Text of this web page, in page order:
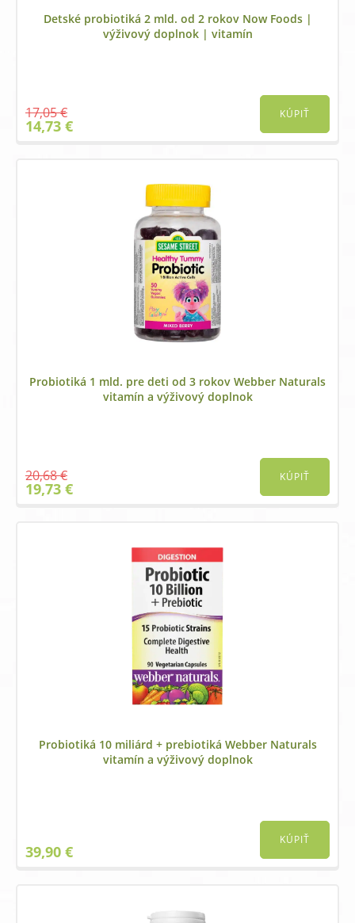
Detské probiotiká 2 mld. od 2 rokov Now Foods |
výživový doplnok | vitamín
17,05€
Original
price
14,73 €Current
price
KÚPIŤ
Probiotiká 1 mld. pre deti od 3 rokov Webber Naturals
vitamín a výživový doplnok
20,68€
Original
price
19,73 €Current
price
KÚPIŤ
Probiotiká 10 miliárd + prebiotiká Webber Naturals
vitamín a výživový doplnok
39,90 €
KÚPIŤ